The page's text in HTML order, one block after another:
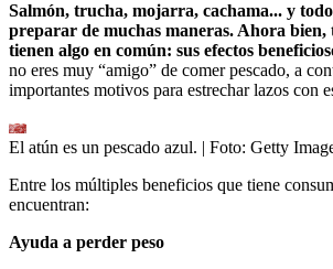
Salmón, trucha, mojarra, cachama... y
preparar de muchas maneras. Ahora bien,
tienen algo en común: sus efectos
no eres muy “amigo” de comer pescado, a
importantes motivos para estrechar lazos con
El atún es un pescado azul. | Foto: Getty
Entre los múltiples beneficios que tiene
encuentran:
Ayuda a perder peso